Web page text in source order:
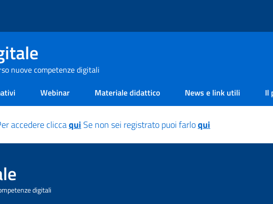
nuove competenze digitali
Webinar Materiale didattico News e link utili Il
accedere cliccaqui Se non sei registrato puoi farloqui
digitali